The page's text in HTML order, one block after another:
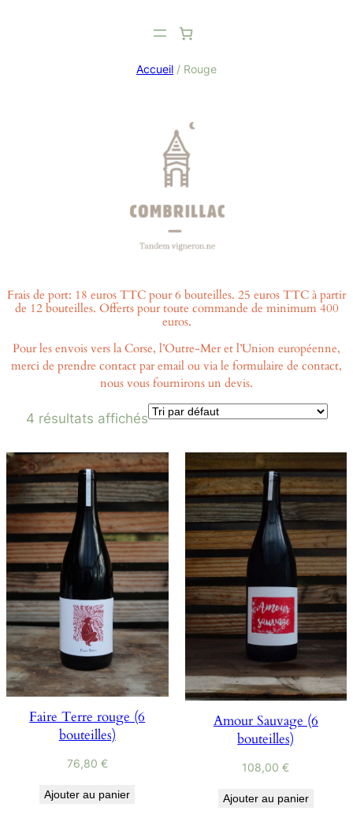
Accueil / Rouge
Frais de port: 18 euros TTC pour 6 bouteilles. 25 euros TTC à partir
de 12 bouteilles. Offerts pour toute commande de minimum 400
euros.
Pour les envois vers la Corse, l’Outre-Mer et l’Union européenne,
merci de prendre contact par email ou via le formulaire de contact,
nous vous fournirons un devis.
4 résultats affichés
Faire Terre rouge (6
bouteilles)
76,80 €
Ajouter au panier
Amour Sauvage (6
bouteilles)
108,00€
Ajouter au panier